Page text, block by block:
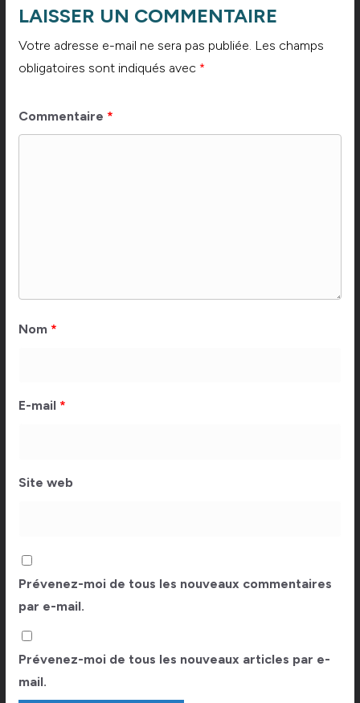
LAISSER UN COMMENTAIRE
Votre adresse e-mail ne sera pas publiée. Les champs
obligatoires sont indiqués avec *
Commentaire *
Nom *
E-mail *
Site web
Prévenez-moi de tous les nouveaux commentaires
par e-mail.
Prévenez-moi de tous les nouveaux articles par e-
mail.